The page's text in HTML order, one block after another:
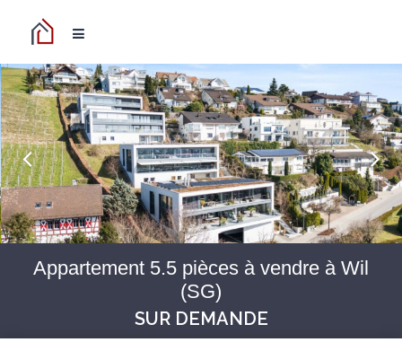
Appartement 5.5 pièces à vendre à Wil
(SG)
SUR DEMANDE